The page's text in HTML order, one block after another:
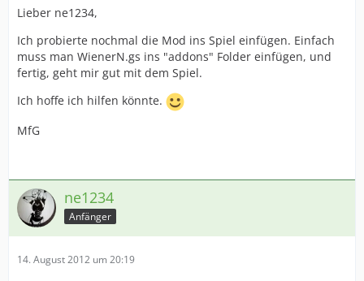
Lieber ne1234,
Ich probierte nochmal die Mod ins Spiel einfügen. Einfach
muss man WienerN.gs ins "addons" Folder einfügen, und
fertig, geht mir gut mit dem Spiel.
Ich hoffe ich hilfen könnte.
MfG
ne1234
Anfänger
14. August 2012 um 20:19